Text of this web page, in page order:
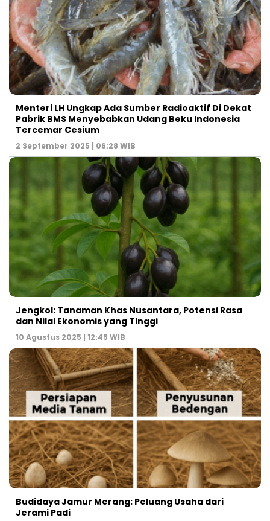
Menteri LH Ungkap Ada Sumber Radioaktif Di Dekat
Pabrik BMS Menyebabkan Udang Beku Indonesia
Tercemar Cesium
2 September 2025 | 06:28 WIB
Jengkol: Tanaman Khas Nusantara, Potensi Rasa
dan Nilai Ekonomis yang Tinggi
10 Agustus 2025 | 12:45 WIB
Budidaya Jamur Merang: Peluang Usaha dari
Jerami Padi